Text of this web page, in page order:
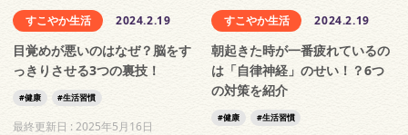
すこやか生活 2024.2.19
目覚めが悪いのはなぜ？脳をす
っきりさせる3つの裏技！
健康 生活習慣
最終更新日 : 2025年5月16日
すこやか生活 2024.2.19
朝起きた時が一番疲れているの
は「自律神経」のせい！？6つ
の対策を紹介
健康 生活習慣